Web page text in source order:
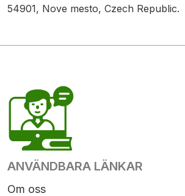
54901, Nove mesto, Czech Republic.
ANVÄNDBARA LÄNKAR
Om oss